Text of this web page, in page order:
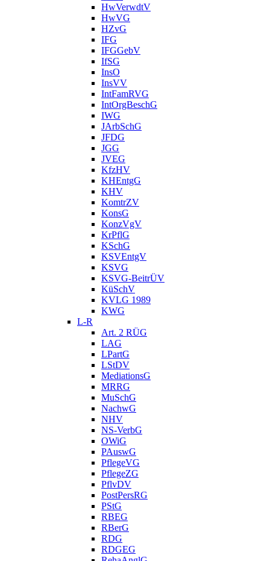
HwVerwdtV
HwVG
HZvG
IFG
IFGGebV
IfSG
InsO
InsVV
IntFamRVG
IntOrgBeschG
IWG
JArbSchG
JFDG
JGG
JVEG
KfzHV
KHEntgG
KHV
KomtrZV
KonsG
KonzVgV
KrPflG
KSchG
KSVEntgV
KSVG
KSVG-BeitrÜV
KüSchV
KVLG 1989
KWG
L-R
Art. 2 RÜG
LAG
LPartG
LStDV
MediationsG
MRRG
MuSchG
NachwG
NHV
NS-VerbG
OWiG
PAuswG
PflegeVG
PflegeZG
PflvDV
PostPersRG
PStG
RBEG
RBerG
RDG
RDGEG